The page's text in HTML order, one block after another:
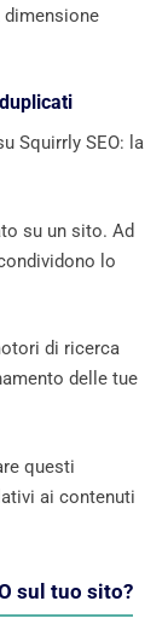
Squirrly SEO: la
su un sito. Ad
lo
di ricerca
delle tue
questi
ai contenuti
sul tuo sito?